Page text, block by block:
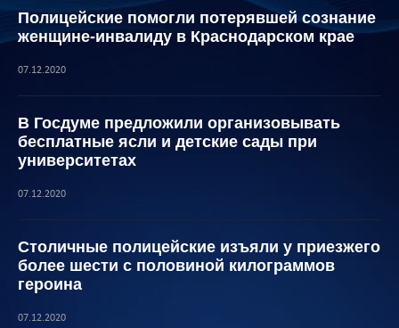
Полицейские помогли потерявшей сознание
женщине-инвалиду в Краснодарском крае
07.12.2020
В Госдуме предложили организовывать
бесплатные ясли и детские сады при
университетах
07.12.2020
Столичные полицейские изъяли у приезжего
более шести с половиной килограммов
героина
07.12.2020